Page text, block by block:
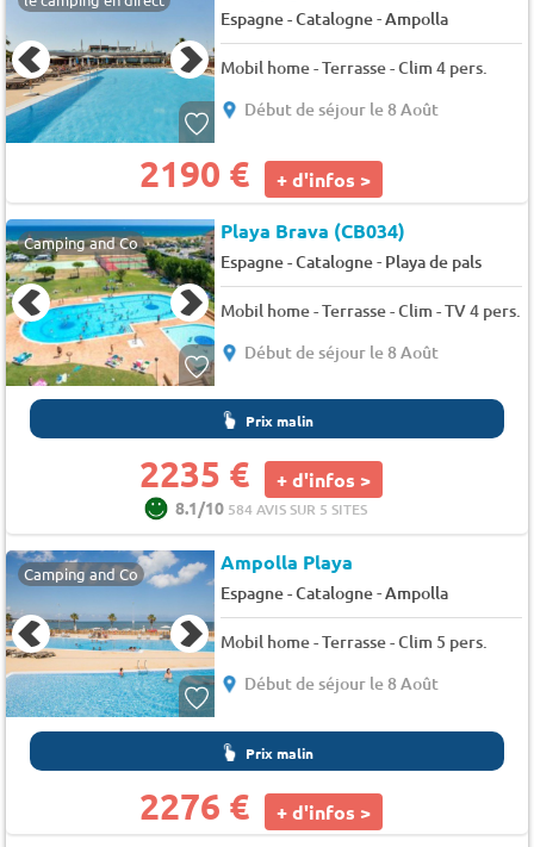
Espagne - Catalogne-Ampolla
Mobil home - Terrasse - Clim 4 pers.
Début de séjour le 8 Août
2190 € + d'infos >
Camping and Co Playa Brava (CB034)
Espagne - Catalogne- Playa de pals
Mobil home - Terrasse - Clim - TV 4 pers.
Début de séjour le 8 Août
Prix malin
2235 € + d'infos >
8.1/10 584 AVIS SUR 5 SITES
Camping and Co Ampolla Playa
Espagne - Catalogne-Ampolla
Mobil home - Terrasse - Clim 5 pers.
Début de séjour le 8 Août
Prix malin
2276 € + d'infos >